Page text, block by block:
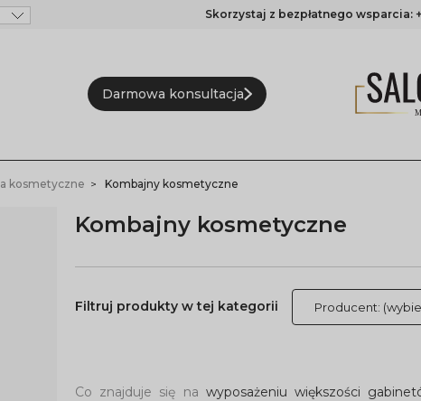
Skorzystaj z bezpłatnego wsparcia:
Darmowa konsultacja
kosmetyczne Kombajny kosmetyczne
Kombajny kosmetyczne
Producent:
Co znajduje się na wyposażeniu większości